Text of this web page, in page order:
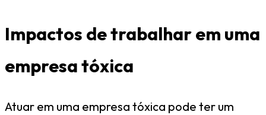
Impactos de trabalhar em uma
empresa tóxica
Atuar em uma empresa tóxica pode ter um